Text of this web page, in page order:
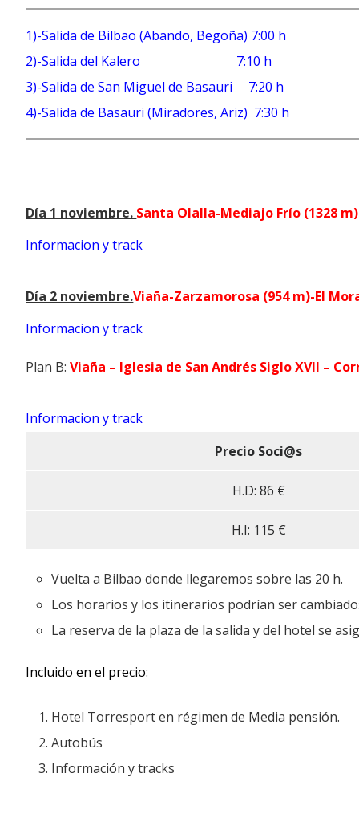
1)-Salida de Bilbao (Abando, Begoña) 7:00 h
2)-Salida del Kalero 7:10 h
3)-Salida de San Miguel de Basauri 7:20 h
4)-Salida de Basauri (Miradores, Ariz) 7:30 h
Día 1 noviembre. Santa Olalla-Mediajo Frío (1328 m)
Informacion y track
Día 2 noviembre.Viaña-Zarzamorosa (954 m)-El
Informacion y track
Plan B: Viaña – Iglesia de San Andrés Siglo XVII –
Informacion y track
Precio Soci@s
H.D: 86 €
H.I: 115 €
Vuelta a Bilbao donde llegaremos sobre las 20 h.
Los horarios y los itinerarios podrían ser
La reserva de la plaza de la salida y del hotel se
Incluido en el precio:
Hotel Torresport en régimen de Media pensión.
Autobús
Información y tracks